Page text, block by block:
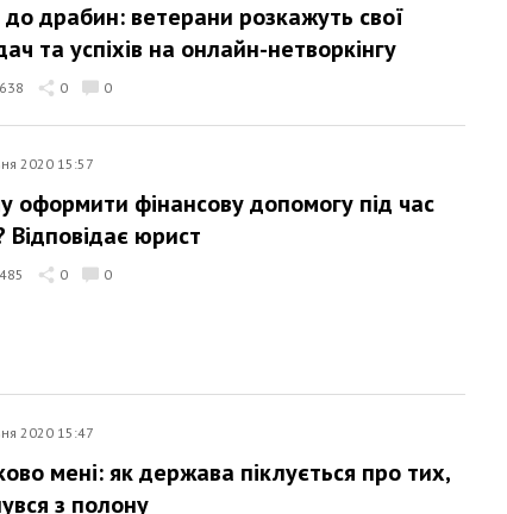
до драбин: ветерани розкажуть свої
та успіхів на онлайн-нетворкінгу
638 0 0
2020 15:57
оформити фінансову допомогу під час
Відповідає юрист
485 0 0
2020 15:47
мені: як держава піклується про тих,
з полону